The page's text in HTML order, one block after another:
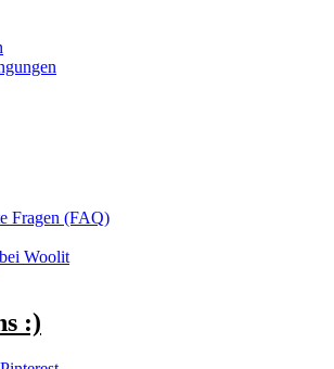
Fragen (FAQ)
Woolit
:)